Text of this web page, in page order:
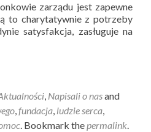
zarządu jest zapewne
to charytatywnie z potrzeby
satysfakcja, zasługuje na
, Napisali o nasand
,fundacja, ludzie serca,
. Bookmark thepermalink.